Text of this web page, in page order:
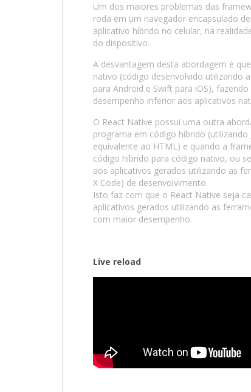
Um dos maiores problemas das
roda em um navegador encapsulado
aplicativo híbrido no celular, na
do dispositivo.
A desvantagem desta abordagem é
nativo (código desenvolvido utilizando
para Android e Swift para iOS),
desempenho inferior aos aplicativos
O React Native possui uma outra
programa em código híbrido
equivalente ao HTML) e quando a
código híbrido para código nativo, ou
aos aplicativos gerados utilizando as
X Code) de desenvolvimento.
Isto faz com que o React Native seja
aplicativos gerados utilizando as
com maior desempenho.
Live reload